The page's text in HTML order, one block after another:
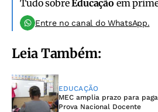
Tudo sobreEducação em
Entre no canal do WhatsApp.
Leia Também:
EDUCAÇÃO
MEC amplia prazo para
Prova Nacional Docente